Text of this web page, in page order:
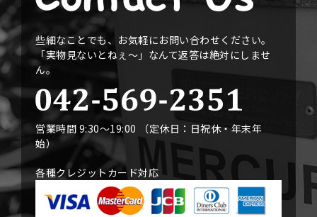
些細なことでも、お気軽にお問い合わせください。
「実物見ないとねぇ〜」なんて返答は絶対にしませ
ん。
営業時間 9:30〜19:00 （定休日：日祝休・年末年
始）
各種クレジットカード対応